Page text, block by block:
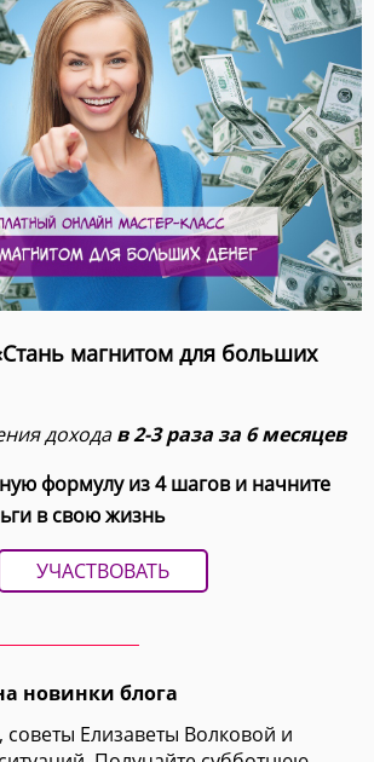
магнитом для больших
доходав 2-3 раза за 6 месяцев
формулу из 4 шагов и начните
в свою жизнь
УЧАСТВОВАТЬ
новинки блога
Елизаветы Волковой и